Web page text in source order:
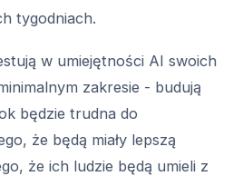
tygodniach.
w umiejętności AI swoich
zakresie - budują
będzie trudna do
że będą miały lepszą
że ich ludzie będą umieli z